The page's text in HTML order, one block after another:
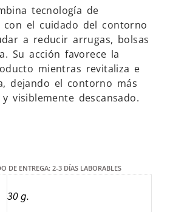
tecnología de
con el cuidado del contorno
a reducir arrugas, bolsas
Su acción favorece la
mientras revitaliza e
dejando el contorno más
visiblemente descansado.
DE ENTREGA: 2-3 DÍAS LABORABLES
30 g.